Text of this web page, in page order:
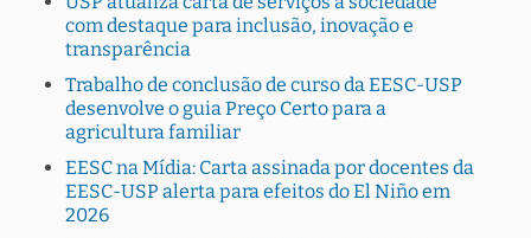
com destaque para inclusão, inovação e
transparência
Trabalho de conclusão de curso da EESC-USP
desenvolve o guia Preço Certo para a
agricultura familiar
EESC na Mídia: Carta assinada por docentes da
EESC-USP alerta para efeitos do El Niño em
2026